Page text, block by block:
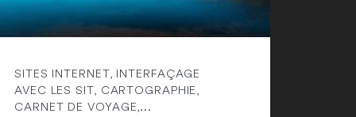
SITES INTERNET, INTERFAÇAGE
AVEC LES SIT, CARTOGRAPHIE,
CARNET DE VOYAGE,...